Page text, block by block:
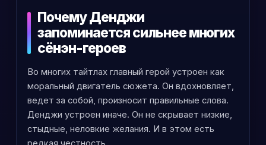
Почему Денджи
запоминается сильнее многих
сёнэн-героев
Во многих тайтлах главный герой устроен как
моральный двигатель сюжета. Он вдохновляет,
ведет за собой, произносит правильные слова.
Денджи устроен иначе. Он не скрывает низкие,
стыдные, неловкие желания. И в этом есть